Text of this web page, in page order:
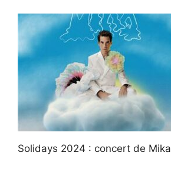
Solidays 2024 : concert de Mika